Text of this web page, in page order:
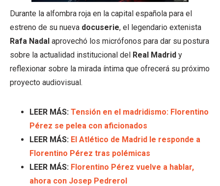
Durante la alfombra roja en la capital española para el
estreno de su nueva docuserie, el legendario extenista
Rafa Nadal aprovechó los micrófonos para dar su postura
sobre la actualidad institucional del Real Madrid y
reflexionar sobre la mirada íntima que ofrecerá su próximo
proyecto audiovisual.
LEER MÁS: Tensión en el madridismo: Florentino
Pérez se pelea con aficionados
LEER MÁS: El Atlético de Madrid le responde a
Florentino Pérez tras polémicas
LEER MÁS: Florentino Pérez vuelve a hablar,
ahora con Josep Pedrerol